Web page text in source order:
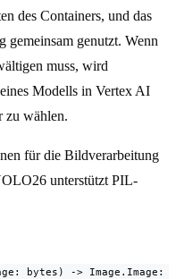
des Containers, und das
genutzt. Wenn
muss, wird
Modells in Vertex AI
zu wählen.
für die Bildverarbeitung
unterstützt PIL-
bytes) -> Image.Image: